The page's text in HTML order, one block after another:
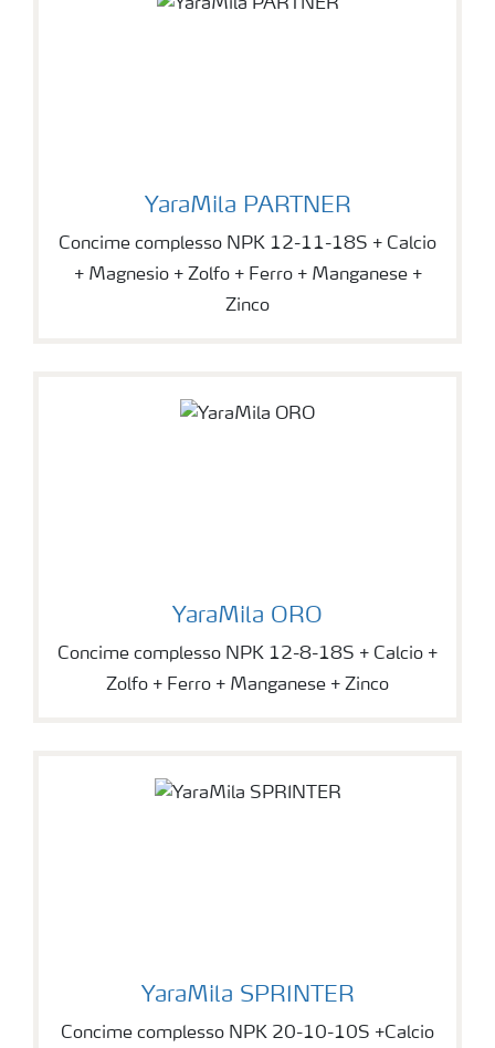
YaraMila PARTNER
Concime complesso NPK 12-11-18S + Calcio
+ Magnesio + Zolfo + Ferro + Manganese +
Zinco
YaraMila ORO
Concime complesso NPK 12-8-18S + Calcio +
Zolfo + Ferro + Manganese + Zinco
YaraMila SPRINTER
Concime complesso NPK 20-10-10S +Calcio